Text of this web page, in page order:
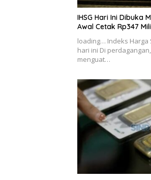
IHSG Hari Ini Dibuka
Awal Cetak Rp347
loading… Indeks Harga
hari ini Di
menguat…